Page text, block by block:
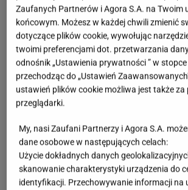
Zaufanych Partnerów i Agora S.A. na Twoim
końcowym. Możesz w każdej chwili zmienić
dotyczące plików cookie, wywołując
twoimi preferencjami dot. przetwarzania
odnośnik „Ustawienia prywatności ” w
przechodząc do „Ustawień
ustawień plików cookie możliwa jest także
przeglądarki.
My, nasi Zaufani Partnerzy i Agora S.A.
dane osobowe w następujących celach:
Użycie dokładnych danych
skanowanie charakterystyki urządzenia do
identyfikacji. Przechowywanie informacji na